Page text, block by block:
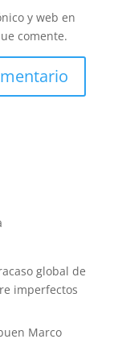
y web en
comente.
global de
imperfectos
Marco